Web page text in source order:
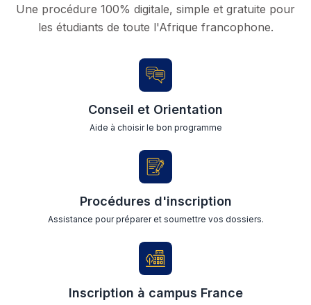
Une procédure 100% digitale, simple et gratuite pour
les étudiants de toute l'Afrique francophone.
Conseil et Orientation
Aide à choisir le bon programme
Procédures d'inscription
Assistance pour préparer et soumettre vos dossiers.
Inscription à campus France